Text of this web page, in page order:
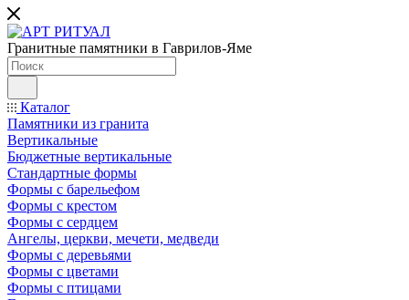
Гранитные памятники в Гаврилов-Яме
Каталог
Памятники из гранита
Вертикальные
Бюджетные вертикальные
Стандартные формы
Формы с барельефом
Формы с крестом
Формы с сердцем
Ангелы, церкви, мечети, медведи
Формы с деревьями
Формы с цветами
Формы с птицами